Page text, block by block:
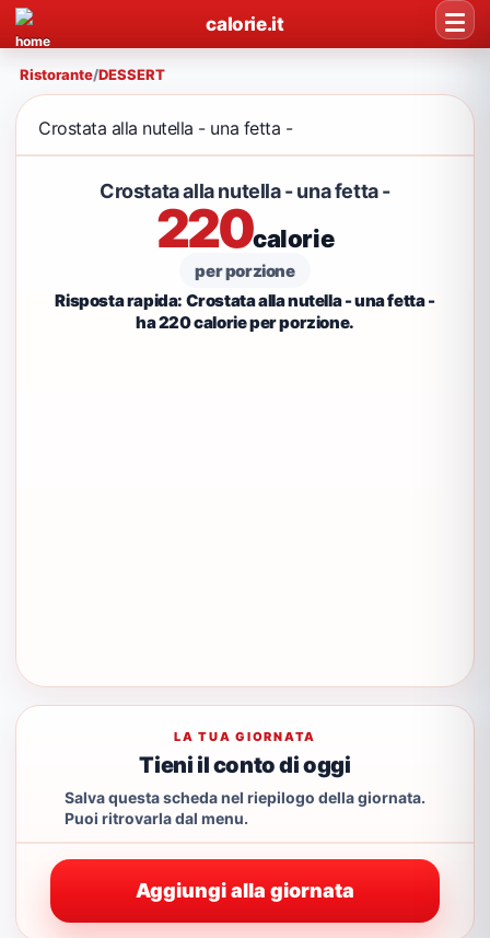
calorie.it
Ristorante/DESSERT
Crostata alla nutella - una fetta -
Crostata alla nutella - una fetta -
220calorie
per porzione
Risposta rapida: Crostata alla nutella - una fetta -
ha 220 calorie per porzione.
LA TUA GIORNATA
Tieni il conto di oggi
Salva questa scheda nel riepilogo della giornata.
Puoi ritrovarla dal menu.
Aggiungi alla giornata